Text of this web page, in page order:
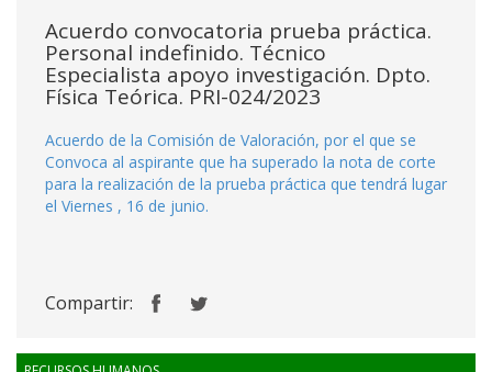
Acuerdo convocatoria prueba práctica.
Personal indefinido. Técnico
Especialista apoyo investigación. Dpto.
Física Teórica. PRI-024/2023
Acuerdo de la Comisión de Valoración, por el que se
Convoca al aspirante que ha superado la nota de corte
para la realización de la prueba práctica que tendrá lugar
el Viernes , 16 de junio.
Compartir: